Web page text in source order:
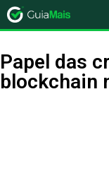
Papel das
blockchain